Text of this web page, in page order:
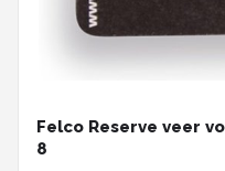
Felco Reserve veer
8